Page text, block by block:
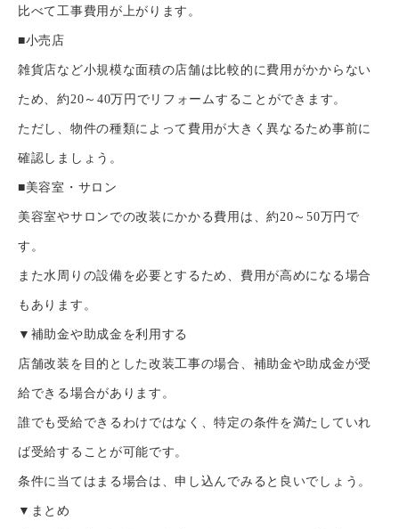
自社施工可能品目
インフォメーション
お問い合わせ
TOP 自社施工可能品目
比べて工事費用が上がります。
■小売店
雑貨店など小規模な面積の店舗は比較的に費用がかからない
ため、約20～40万円でリフォームすることができます。
ただし、物件の種類によって費用が大きく異なるため事前に
確認しましょう。
■美容室・サロン
美容室やサロンでの改装にかかる費用は、約20～50万円で
す。
また水周りの設備を必要とするため、費用が高めになる場合
もあります。
▼補助金や助成金を利用する
店舗改装を目的とした改装工事の場合、補助金や助成金が受
給できる場合があります。
誰でも受給できるわけではなく、特定の条件を満たしていれ
ば受給することが可能です。
条件に当てはまる場合は、申し込んでみると良いでしょう。
▼まとめ